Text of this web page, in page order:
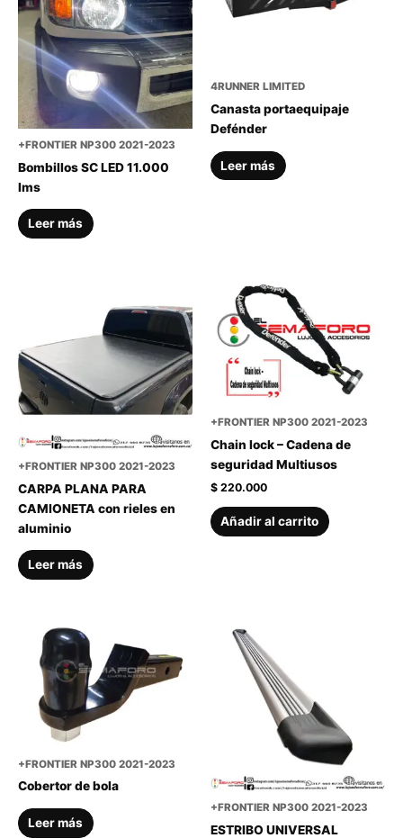
+FRONTIER NP300 2021-2023
Bombillos SC LED 11.000
lms
Leer más
4RUNNER LIMITED
Canasta portaequipaje
Defénder
Leer más
+FRONTIER NP300 2021-2023
CARPA PLANA PARA
CAMIONETA con rieles en
aluminio
Leer más
+FRONTIER NP300 2021-2023
Chain lock – Cadena de
seguridad Multiusos
$ 220.000
Añadir al carrito
+FRONTIER NP300 2021-2023
Cobertor de bola
Leer más
+FRONTIER NP300 2021-2023
ESTRIBO UNIVERSAL